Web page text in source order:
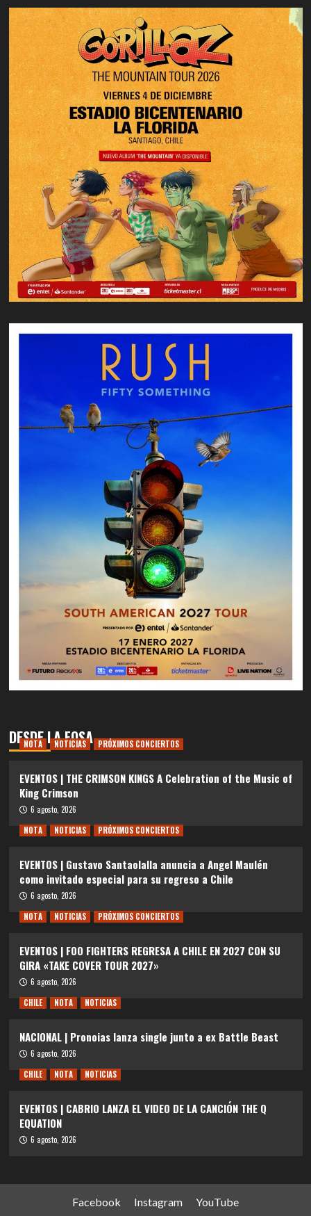
DESDE LA FOSA
NOTA NOTICIAS PRÓXIMOS CONCIERTOS
EVENTOS | THE CRIMSON KINGS A Celebration of the Music of
King Crimson
6 agosto, 2026
NOTA
NOTICIAS PRÓXIMOS CONCIERTOS
EVENTOS | Gustavo Santaolalla anuncia a Angel Maulén
como invitado especial para su regreso a Chile
6 agosto, 2026
NOTA
NOTICIAS PRÓXIMOS CONCIERTOS
EVENTOS | FOO FIGHTERS REGRESA A CHILE EN 2027 CON SU
GIRA «TAKE COVER TOUR 2027»
6 agosto, 2026
CHILE
NOTA NOTICIAS
NACIONAL | Pronoias lanza single junto a ex Battle Beast
6 agosto, 2026
CHILE
NOTA NOTICIAS
EVENTOS | CABRIO LANZA EL VIDEO DE LA CANCIÓN THE Q
EQUATION
6 agosto, 2026
Facebook Instagram YouTube